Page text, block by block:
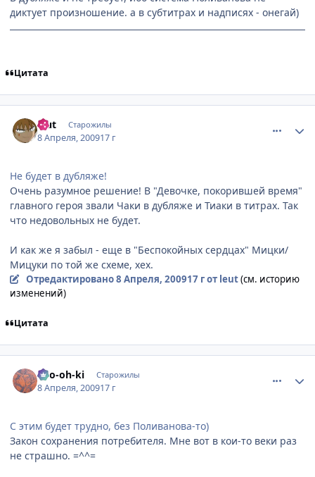
диктует произношение. а в субтитрах и надписях - онегай)
Цитата
leut Старожилы
8 Апреля, 200917 г
Не будет в дубляже!
Очень разумное решение! В "Девочке, покорившей время"
главного героя звали Чаки в дубляже и Тиаки в титрах. Так
что недовольных не будет.
И как же я забыл - еще в "Беспокойных сердцах" Мицки/
Мицуки по той же схеме, хех.
Отредактировано8 Апреля, 200917 гот leut(см. историю
изменений)
Цитата
Ryo-oh-ki Старожилы
8 Апреля, 200917 г
С этим будет трудно, без Поливанова-то)
Закон сохранения потребителя. Мне вот в кои-то веки раз
не страшно. =^^=